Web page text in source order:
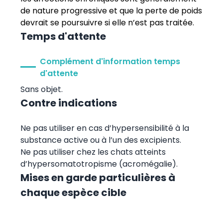
de nature progressive et que la perte de poids
devrait se poursuivre si elle n’est pas traitée.
Temps d'attente
Complément d'information temps
d'attente
Sans objet.
Contre indications
Ne pas utiliser en cas d’hypersensibilité à la
substance active ou à l’un des excipients.
Ne pas utiliser chez les chats atteints
d’hypersomatotropisme (acromégalie).
Mises en garde particulières à
chaque espèce cible